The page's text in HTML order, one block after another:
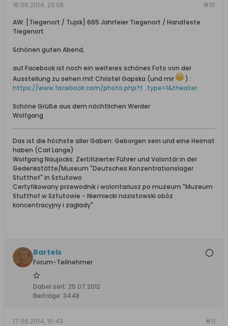
#10
16.06.2014, 23:08
AW: [Tiegenort / Tujsk] 665 Jahrfeier Tiegenort / Handfeste
Tiegenort
Schönen guten Abend,
auf Facebook ist noch ein weiteres schönes Foto von der
Ausstellung zu sehen mit Christel Gapska (und mir
) :
https://www.facebook.com/photo.php?f...type=1&theater
Schöne Grüße aus dem nächtlichen Werder
Wolfgang
Das ist die höchste aller Gaben: Geborgen sein und eine Heimat
haben (Carl Lange)
Wolfgang Naujocks: Zertifizierter Führer und Volontär in der
Gedenkstätte/Museum "Deutsches Konzentrationslager
Stutthof" in Sztutowo
Certyfikowany przewodnik i wolontariusz po muzeum "Muzeum
Stutthof w Sztutowie - Niemiecki nazistowski obóz
koncentracyjny i zagłady"
Bartels
Forum-Teilnehmer
Dabei seit: 25.07.2012
Beiträge: 3448
#11
17.06.2014, 10:43